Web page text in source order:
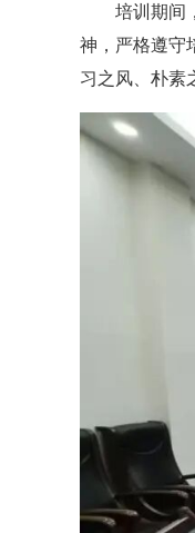
培训期间
神，严格遵守
习之风、朴素